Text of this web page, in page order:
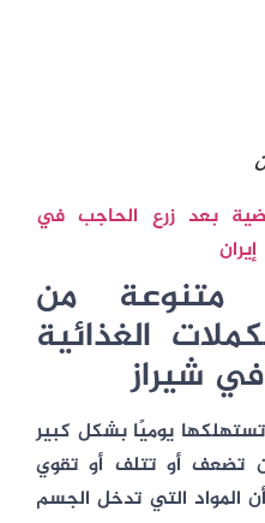
بعد زرع الحاجب في
متنوعة من
الغذائية
شيراز
يوميًا بشكل كبير
أو تتلف أو تقوي
المواد التي تدخل الجسم